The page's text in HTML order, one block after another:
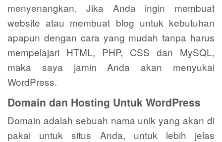
menyenangkan. Jika Anda ingin membuat
website atau membuat blog untuk kebutuhan
apapun dengan cara yang mudah tanpa harus
mempelajari HTML, PHP, CSS dan MySQL,
maka saya jamin Anda akan menyukai
WordPress.
Domain dan Hosting Untuk WordPress
Domain adalah sebuah nama unik yang akan di
pakai untuk situs Anda, untuk lebih jelas